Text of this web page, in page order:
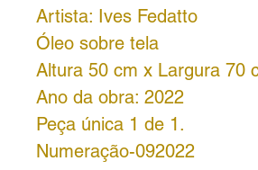
Artista: Ives Fedatto
Óleo sobre tela
Altura 50 cm x Largura 70
Ano da obra: 2022
Peça única 1 de 1.
Numeração-092022